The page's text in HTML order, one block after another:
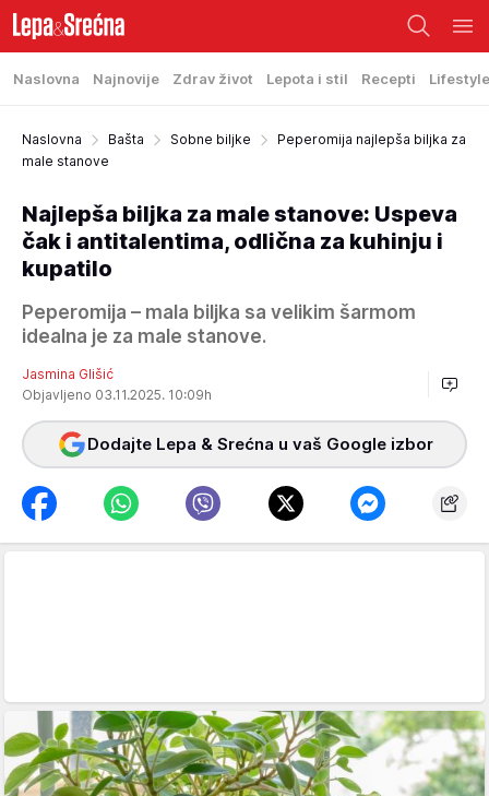
Naslovna Najnovije Zdrav život Lepota i stil Recepti Lifestyle
Naslovna Bašta Sobne biljke
Peperomija najlepša biljka za
male stanove
Najlepša biljka za male stanove: Uspeva
čak i antitalentima, odlična za kuhinju i
kupatilo
Peperomija – mala biljka sa velikim šarmom
idealna je za male stanove.
Jasmina Glišić
Objavljeno 03.11.2025. 10:09h
Dodajte Lepa & Srećna u vaš Google izbor